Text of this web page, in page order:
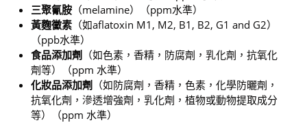
三聚氰胺 （melamine）（ppm水準）
黃麴黴素 （如aflatoxin M1, M2, B1, B2, G1 and G2）
（ppb水準）
食品添加劑 （如色素，香精，防腐劑，乳化劑，抗氧化
劑等）（ppm 水準）
化妝品添加劑 （如防腐劑，香精，色素，化學防曬劑，
抗氧化劑，滲透增強劑，乳化劑，植物或動物提取成分
等）（ppm 水準）